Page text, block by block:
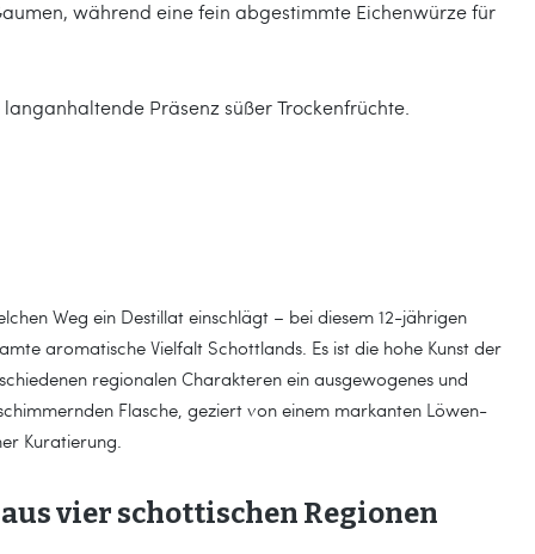
während eine fein abgestimmte Eichenwürze für
Präsenz süßer Trockenfrüchte.
Weg ein Destillat einschlägt – bei diesem 12-jährigen
aromatische Vielfalt Schottlands. Es ist die hohe Kunst der
regionalen Charakteren ein ausgewogenes und
Flasche, geziert von einem markanten Löwen-
Kuratierung.
vier schottischen Regionen